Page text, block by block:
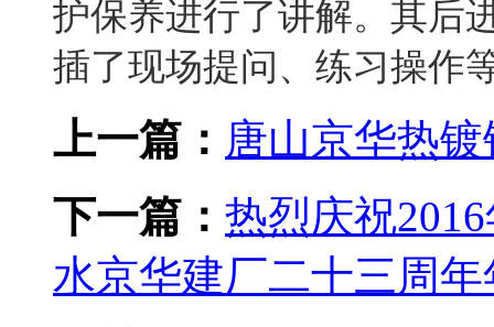
护保养进行了讲解。其后
插了现场提问、练习操作
上一篇： 唐山京华热
下一篇： 热烈庆祝
水京华建厂二十三周年